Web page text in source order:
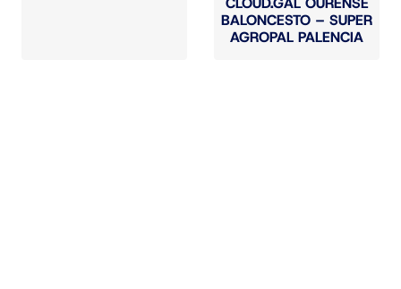
BALONCESTO – SUPER
AGROPAL PALENCIA